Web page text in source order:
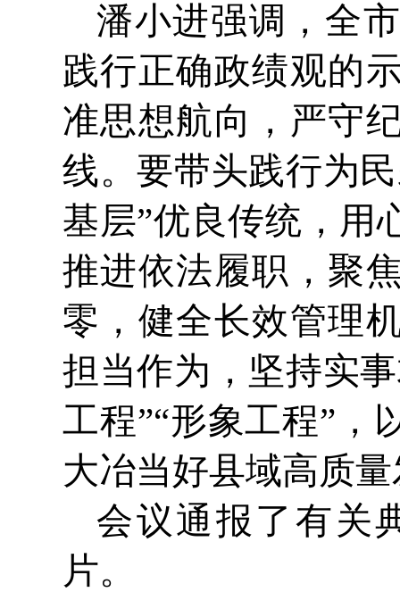
潘小进强调，全
践行正确政绩观的
准思想航向，严守
线。要带头践行为
基层”优良传统，用
推进依法履职，聚
零，健全长效管理
担当作为，坚持实
工程”“形象工程”，
大冶当好县域高质
会议通报了有关
片。